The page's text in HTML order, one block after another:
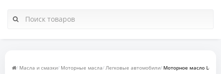
Масла и смазки Моторные масла Легковые автомобили Моторное масло Lopal